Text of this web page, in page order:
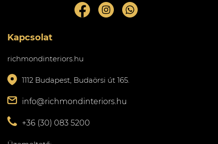
Kapcsolat
richmondinteriors.hu
1112 Budapest, Budaörsi út 165.
info@richmondinteriors.hu
+36 (30) 083 5200